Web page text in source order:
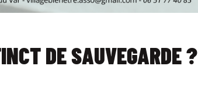
DE SAUVEGARDE ?